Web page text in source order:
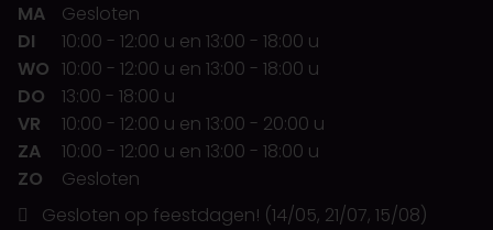
MA
Gesloten
DI
10:00 - 12:00 u en 13:00 - 18:00 u
WO 10:00 - 12:00 u en 13:00 - 18:00 u
DO
13:00 - 18:00 u
VR
10:00 - 12:00 u en 13:00 - 20:00 u
ZA
10:00 - 12:00 u en 13:00 - 18:00 u
ZO
Gesloten
Gesloten op feestdagen! (14/05, 21/07, 15/08)